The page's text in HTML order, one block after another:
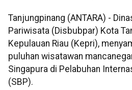
Tanjungpinang (ANTARA) -
Pariwisata (Disbubpar) Kota
Kepulauan Riau (Kepri),
puluhan wisatawan
Singapura di Pelabuhan
(SBP).